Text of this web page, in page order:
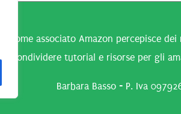
come associato Amazon percepisce
condividere tutorial e risorse per gli
Barbara Basso - P. Iva